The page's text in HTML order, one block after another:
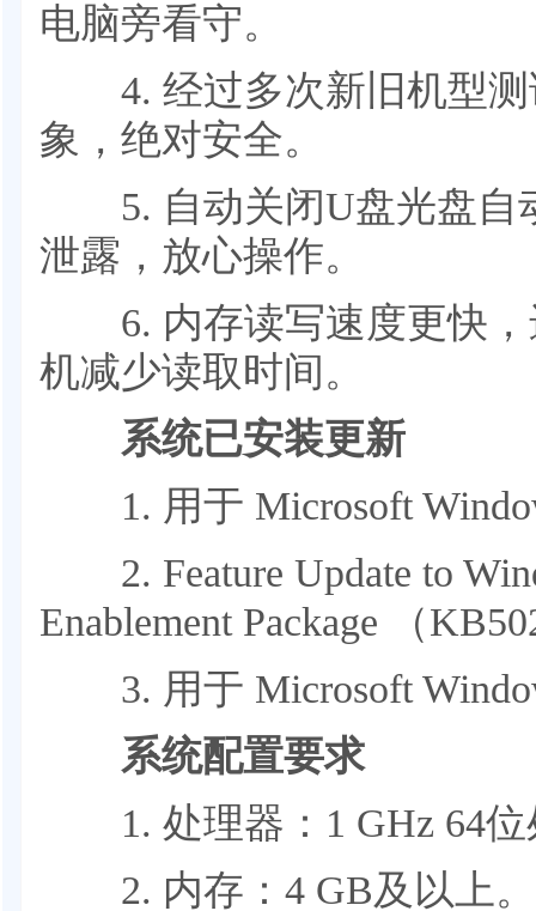
电脑旁看守。
4. 经过多次新旧机型测
象，绝对安全。
5. 自动关闭U盘光盘自
泄露，放心操作。
6. 内存读写速度更快，
机减少读取时间。
系统已安装更新
1. 用于 Microsoft
2. Feature Update to
Enablement Package （
3. 用于 Microsoft
系统配置要求
1. 处理器：1 GHz 64位
2. 内存：4 GB及以上。